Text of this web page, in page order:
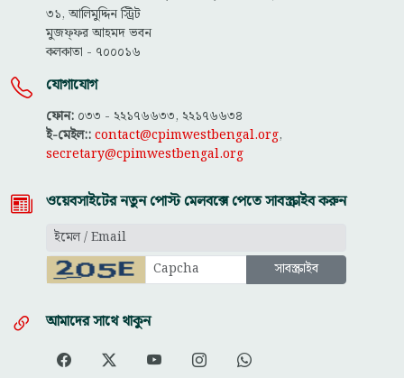
৩১, আলিমুদ্দিন স্ট্রিট
মুজফ্ফ‌র আহমদ ভবন
কলকাতা - ৭০০০১৬
যোগাযোগ
ফোন: ০৩৩ - ২২১৭৬৬৩৩, ২২১৭৬৬৩৪
ই-মেইল::contact@cpimwestbengal.org,
secretary@cpimwestbengal.org
ওয়েবসাইটের নতুন পোস্ট মেলবক্সে পেতে সাবস্ক্রাইব করুন
আমাদের সাথে থাকুন